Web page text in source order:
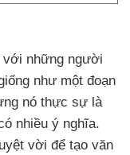
với những người
như một đoạn
nó thực sự là
nhiều ý nghĩa.
vời để tạo văn